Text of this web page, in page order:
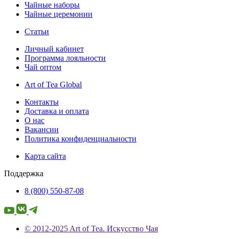
Чайные наборы
Чайные церемонии
Статьи
Личный кабинет
Программа лояльности
Чай оптом
Art of Tea Global
Контакты
Доставка и оплата
О нас
Вакансии
Политика конфиденциальности
Карта сайта
Поддержка
8 (800) 550-87-08
© 2012-2025 Art of Tea. Искусство Чая